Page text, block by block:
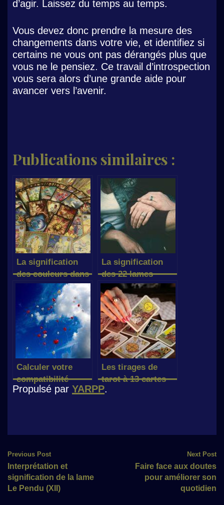
d’agir. Laissez du temps au temps.
Vous devez donc prendre la mesure des
changements dans votre vie, et identifiez si
certains ne vous ont pas dérangés plus que
vous ne le pensiez. Ce travail d’introspection
vous sera alors d’une grande aide pour
avancer vers l’avenir.
Publications similaires :
La signification
des couleurs dans
le Tarot
La signification
des 22 lames
majeures du tarot
sur le plan
sentimental
Calculer votre
compatibilité
amoureuse avec la
Les tirages de
tarot à 13 cartes
Propulsé par YARPP.
Post
navigation
Previous Post
Interprétation et
signification de la lame
Le Pendu (XII)
Next Post
Faire face aux doutes
pour améliorer son
quotidien